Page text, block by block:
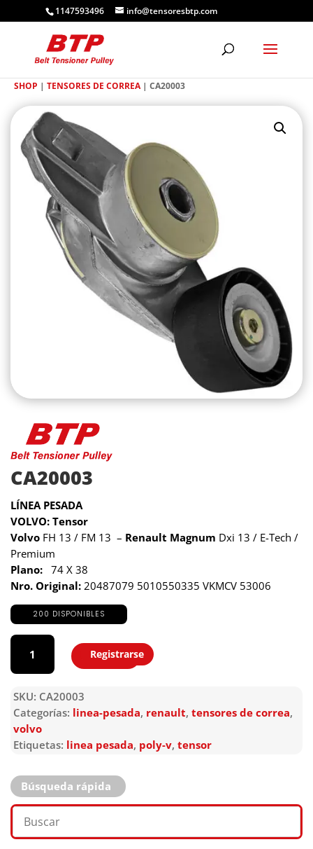
1147593496 info@tensoresbtp.com
SHOP | TENSORES DE CORREA| CA20003
CA20003
LÍNEA PESADA
VOLVO: Tensor
Volvo FH 13 / FM 13 – Renault Magnum Dxi 13 / E-Tech /
Premium
Plano: 74 X 38
Nro. Original: 20487079 5010550335 VKMCV 53006
200 DISPONIBLES
CA20003
cantidad
Agregar
Registrarse
SKU: CA20003
Categorías: linea-pesada, renault, tensores de correa,
volvo
Etiquetas: linea pesada, poly-v, tensor
Búsqueda rápida